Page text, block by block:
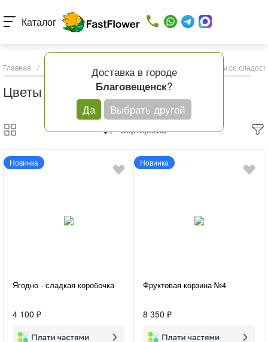
Доставка в городе
Благовещенск?
Да
Выбрать другой
Каталог
Главная / Каталог товаров Цветы со
Цветы со сладостями
Сортировка
Новинка
Ягодно - сладкая коробочка
4 100 ₽
Новинка
Фруктовая корзина №4
8 350 ₽